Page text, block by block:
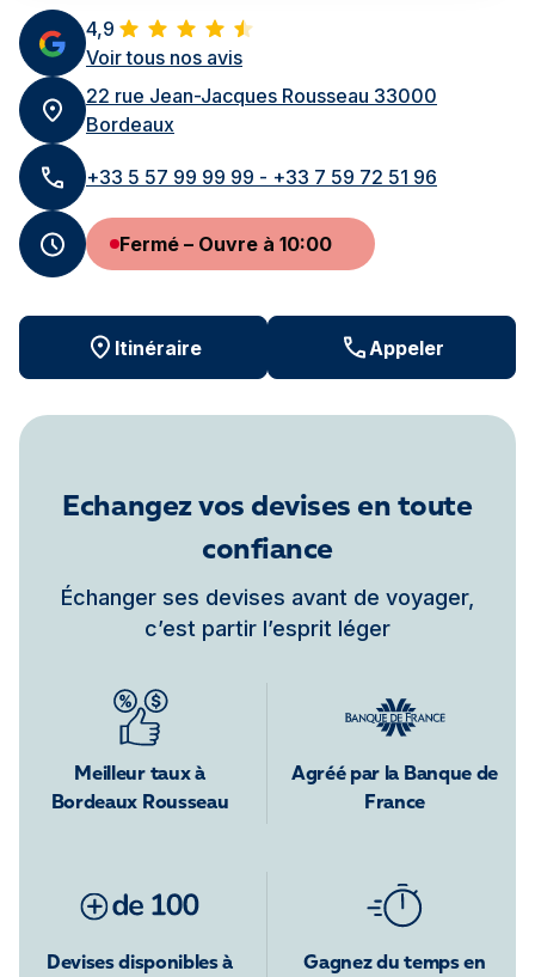
4,9
Voir tous nos avis
22 rue Jean-Jacques Rousseau 33000
Bordeaux
+33 5 57 99 99 99 - +33 7 59 72 51 96
Fermé – Ouvre à 10:00
Itinéraire Appeler
Echangez vos devises en toute
confiance
Échanger ses devises avant de voyager,
c’est partir l’esprit léger
Meilleur taux à
Bordeaux Rousseau
Agréé par la Banque de
France
Devises disponibles à
Gagnez du temps en